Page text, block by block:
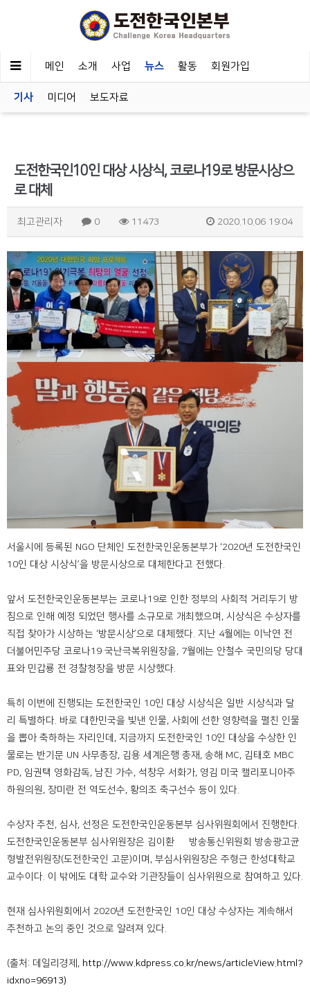
메인 소개 사업 뉴스 활동 회원가입
기사 미디어 보도자료
도전한국인10인 대상 시상식, 코로나19로 방문시상으
로 대체
최고관리자 0 11473 2020.10.06 19:04
서울시에 등록된 NGO 단체인 도전한국인운동본부가 ‘2020년 도전한국인
10인 대상 시상식’을 방문시상으로 대체한다고 전했다.
앞서 도전한국인운동본부는 코로나19로 인한 정부의 사회적 거리두기 방
침으로 인해 예정 되었던 행사를 소규모로 개최했으며, 시상식은 수상자를
직접 찾아가 시상하는 ‘방문시상’으로 대체했다. 지난 4월에는 이낙연 전
더불어민주당 코로나19 국난극복위원장을, 7월에는 안철수 국민의당 당대
표와 민갑룡 전 경찰청장을 방문 시상했다.
특히 이번에 진행되는 도전한국인 10인 대상 시상식은 일반 시상식과 달
리 특별하다. 바로 대한민국을 빛낸 인물, 사회에 선한 영향력을 펼친 인물
을 뽑아 축하하는 자리인데, 지금까지 도전한국인 10인 대상을 수상한 인
물로는 반기문 UN 사무총장, 김용 세계은행 총재, 송해 MC, 김태호 MBC
PD, 임권택 영화감독, 남진 가수, 석창우 서화가, 영김 미국 캘리포니아주
하원의원, 장미란 전 역도선수, 황의조 축구선수 등이 있다.
수상자 추천, 심사, 선정은 도전한국인운동본부 심사위원회에서 진행한다.
도전한국인운동본부 심사위원장은 김이환 前 방송통신위원회 방송광고균
형발전위원장(도전한국인 고문)이며, 부심사위원장은 주형근 한성대학교
교수이다. 이 밖에도 대학 교수와 기관장들이 심사위원으로 참여하고 있다.
현재 심사위원회에서 2020년 도전한국인 10인 대상 수상자는 계속해서
추천하고 논의 중인 것으로 알려져 있다.
(출처: 데일리경제, http://www.kdpress.co.kr/news/articleView.html?
idxno=96913)